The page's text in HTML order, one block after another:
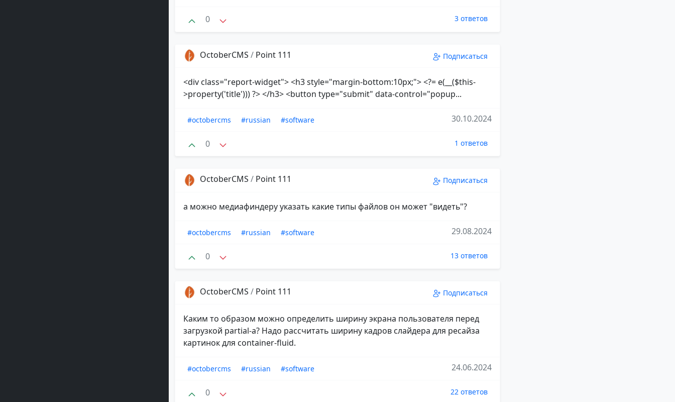
0 3 ответов
OctoberCMS / Point 111 Подписаться
<div class="report-widget"> <h3 style="margin-bottom:10px;"> <?= e(__($this-
>property('title'))) ?> </h3> <button type="submit" data-control="popup...
#octobercms #russian #software 30.10.2024
0 1 ответов
OctoberCMS / Point 111 Подписаться
а можно медиафиндеру указать какие типы файлов он может "видеть"?
#octobercms #russian #software 29.08.2024
0 13 ответов
OctoberCMS / Point 111 Подписаться
Каким то образом можно определить ширину экрана пользователя перед
загрузкой partial-а? Надо рассчитать ширину кадров слайдера для ресайза
картинок для container-fluid.
#octobercms #russian #software 24.06.2024
0 22 ответов